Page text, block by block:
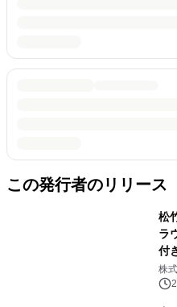
この発行者のリリース
松
ラ
付
月
株